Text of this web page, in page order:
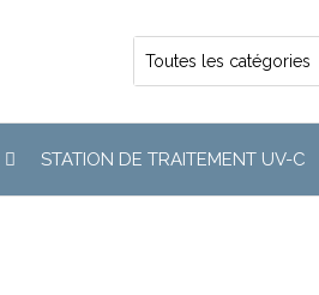
STATION DE TRAITEMENT UV-C